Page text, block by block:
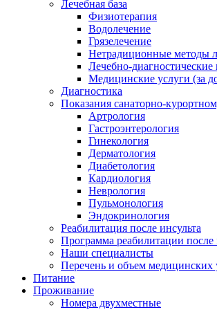
Лечебная база
Физиотерапия
Водолечение
Грязелечение
Нетрадиционные методы
Лечебно-диагностические
Медицинские услуги (за
Диагностика
Показания санаторно-
Артрология
Гастроэнтерология
Гинекология
Дерматология
Диабетология
Кардиология
Неврология
Пульмонология
Эндокринология
Реабилитация после инсульта
Программа реабилитации
Наши специалисты
Перечень и объем медицинских
Питание
Проживание
Номера двухместные